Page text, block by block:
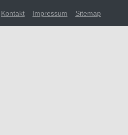
Kontakt Impressum Sitemap